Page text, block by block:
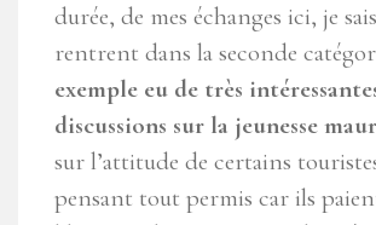
durée, de mes échanges ici, je
rentrent dans la seconde
exemple eu de très
discussions sur la jeunesse
sur l’attitude de certains
pensant tout permis car ils